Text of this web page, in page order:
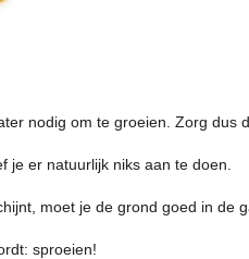
nodig om te groeien. Zorg dus
je er natuurlijk niks aan te doen.
moet je de grond goed in de
sproeien!